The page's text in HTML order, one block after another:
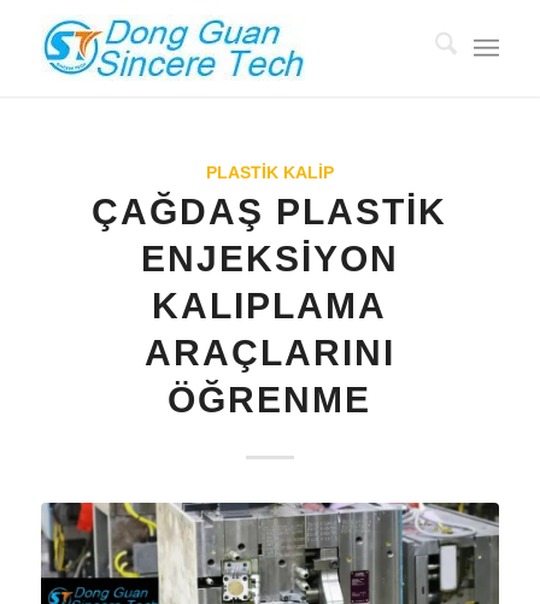
PLASTİK KALIP
ÇAĞDAŞ PLASTIK
ENJEKSIYON
KALIPLAMA
ARAÇLARINI
ÖĞRENME